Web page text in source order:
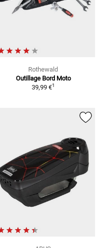
Rothewald
Outillage Bord Moto
39,99 €1